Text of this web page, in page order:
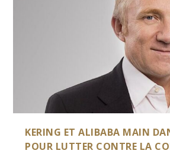
KERING ET ALIBABA MAIN
POUR LUTTER CONTRE LA